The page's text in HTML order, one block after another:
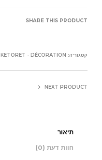
SHARE THIS PRODUCT
קטגוריה: KETORET - DÉCORATION קטורת
NEXT PRODUCT
תיאור
חוות דעת (0)